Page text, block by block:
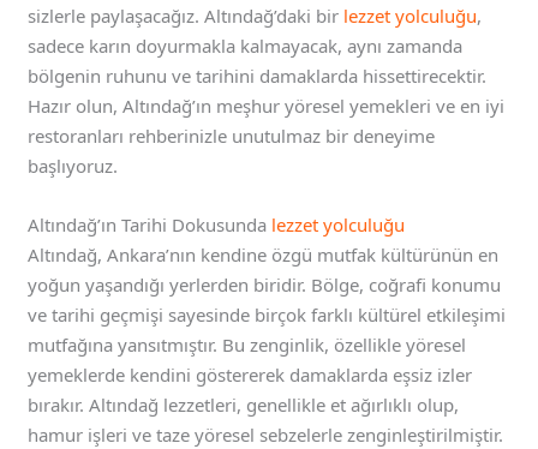
sizlerle paylaşacağız. Altındağ’daki bir lezzet yolculuğu,
sadece karın doyurmakla kalmayacak, aynı zamanda
bölgenin ruhunu ve tarihini damaklarda hissettirecektir.
Hazır olun, Altındağ’ın meşhur yöresel yemekleri ve en iyi
restoranları rehberinizle unutulmaz bir deneyime
başlıyoruz.
Altındağ’ın Tarihi Dokusunda lezzet yolculuğu
Altındağ, Ankara’nın kendine özgü mutfak kültürünün en
yoğun yaşandığı yerlerden biridir. Bölge, coğrafi konumu
ve tarihi geçmişi sayesinde birçok farklı kültürel etkileşimi
mutfağına yansıtmıştır. Bu zenginlik, özellikle yöresel
yemeklerde kendini göstererek damaklarda eşsiz izler
bırakır. Altındağ lezzetleri, genellikle et ağırlıklı olup,
hamur işleri ve taze yöresel sebzelerle zenginleştirilmiştir.